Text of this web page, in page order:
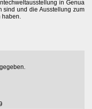
in Genua
sind und die Ausstellung zum
haben.